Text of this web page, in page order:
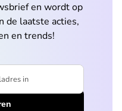
en wordt op
de laatste acties,
en trends!